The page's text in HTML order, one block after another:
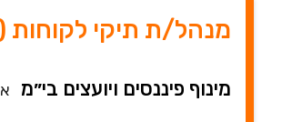
מנהל/ת תיקי לקוחות
מינוף פיננסים ויועצים בי״מ